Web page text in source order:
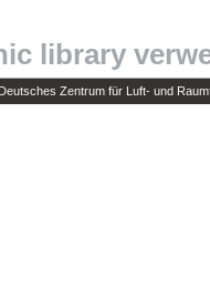
library
Zentrum für Luft- und